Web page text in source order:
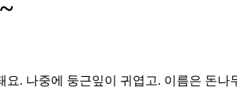
요. 나중에 둥근잎이 귀엽고. 이름은 돈